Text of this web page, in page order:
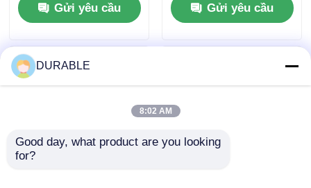
Gửi yêu cầu
Gửi yêu cầu
DURABLE
8:02 AM
Good day, what product are you looking
for?